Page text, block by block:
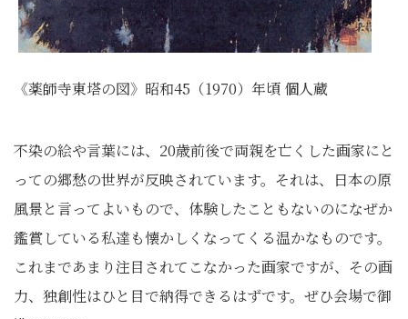
《薬師寺東塔の図》昭和45（1970）年頃 個人蔵
不染の絵や言葉には、20歳前後で両親を亡くした画家にと
っての郷愁の世界が反映されています。それは、日本の原
風景と言ってよいもので、体験したこともないのになぜか
鑑賞している私達も懐かしくなってくる温かなものです。
これまであまり注目されてこなかった画家ですが、その画
力、独創性はひと目で納得できるはずです。ぜひ会場で御